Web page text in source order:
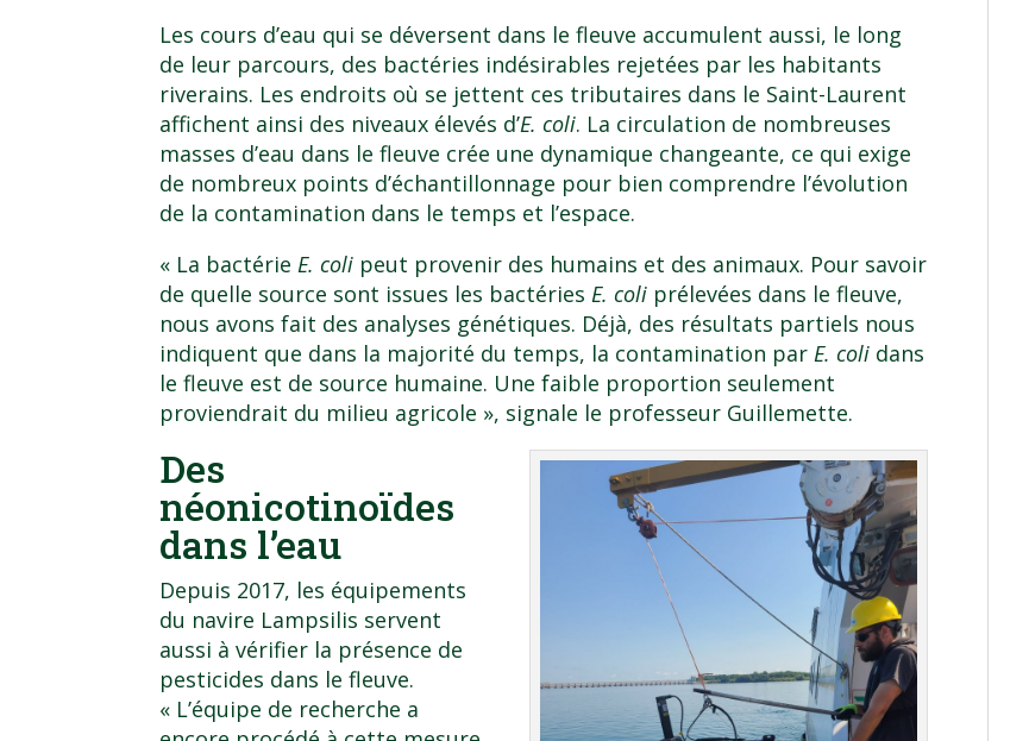
Les cours d’eau qui se déversent dans le fleuve accumulent aussi, le long
de leur parcours, des bactéries indésirables rejetées par les habitants
riverains. Les endroits où se jettent ces tributaires dans le Saint-Laurent
affichent ainsi des niveaux élevés d’E. coli. La circulation de nombreuses
masses d’eau dans le fleuve crée une dynamique changeante, ce qui exige
de nombreux points d’échantillonnage pour bien comprendre l’évolution
de la contamination dans le temps et l’espace.
« La bactérieE. coli peut provenir des humains et des animaux. Pour savoir
de quelle source sont issues les bactériesE. coli prélevées dans le fleuve,
nous avons fait des analyses génétiques. Déjà, des résultats partiels nous
indiquent que dans la majorité du temps, la contamination parE. coli dans
le fleuve est de source humaine. Une faible proportion seulement
proviendrait du milieu agricole », signale le professeur Guillemette.
Des
néonicotinoïdes
dans l’eau
Depuis 2017, les équipements
du navire Lampsilis servent
aussi à vérifier la présence de
pesticides dans le fleuve.
« L’équipe de recherche a